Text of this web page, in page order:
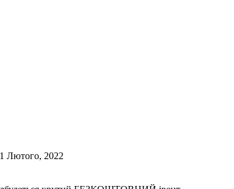
Лютого, 2022